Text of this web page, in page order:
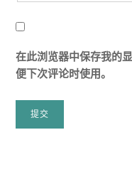
在此浏览器中保存我的
便下次评论时使用。